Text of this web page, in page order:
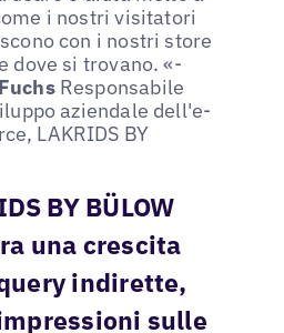
i nostri visitatori
con i nostri store
dove si trovano. «-
Responsabile
aziendale dell'e-
LAKRIDS BY
BY BÜLOW
una crescita
indirette,
sulle